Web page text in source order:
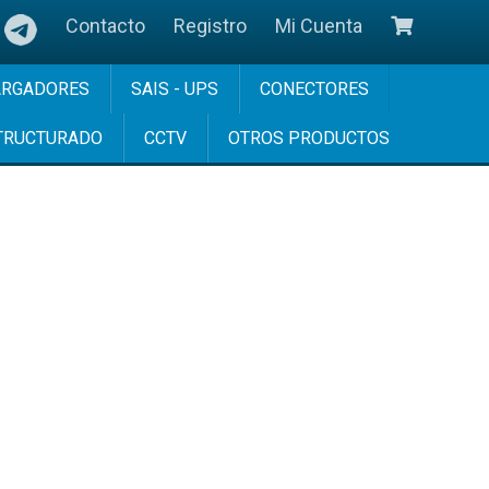
Mi Cuenta
Registro
Contacto
SAIS - UPS CONECTORES
CCTV OTROS PRODUCTOS